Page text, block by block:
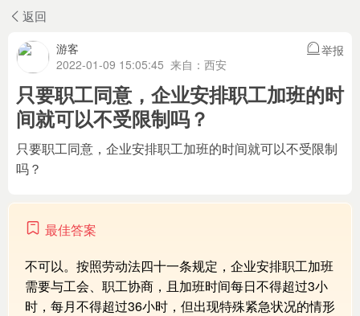
返回
游客
2022-01-09 15:05:45 来自： 西安
举报
只要职工同意，企业安排职工加班的时
间就可以不受限制吗？
只要职工同意，企业安排职工加班的时间就可以不受限制
吗？
最佳答案
不可以。按照劳动法四十一条规定，企业安排职工加班
需要与工会、职工协商，且加班时间每日不得超过3小
时，每月不得超过36小时，但出现特殊紧急状况的情形